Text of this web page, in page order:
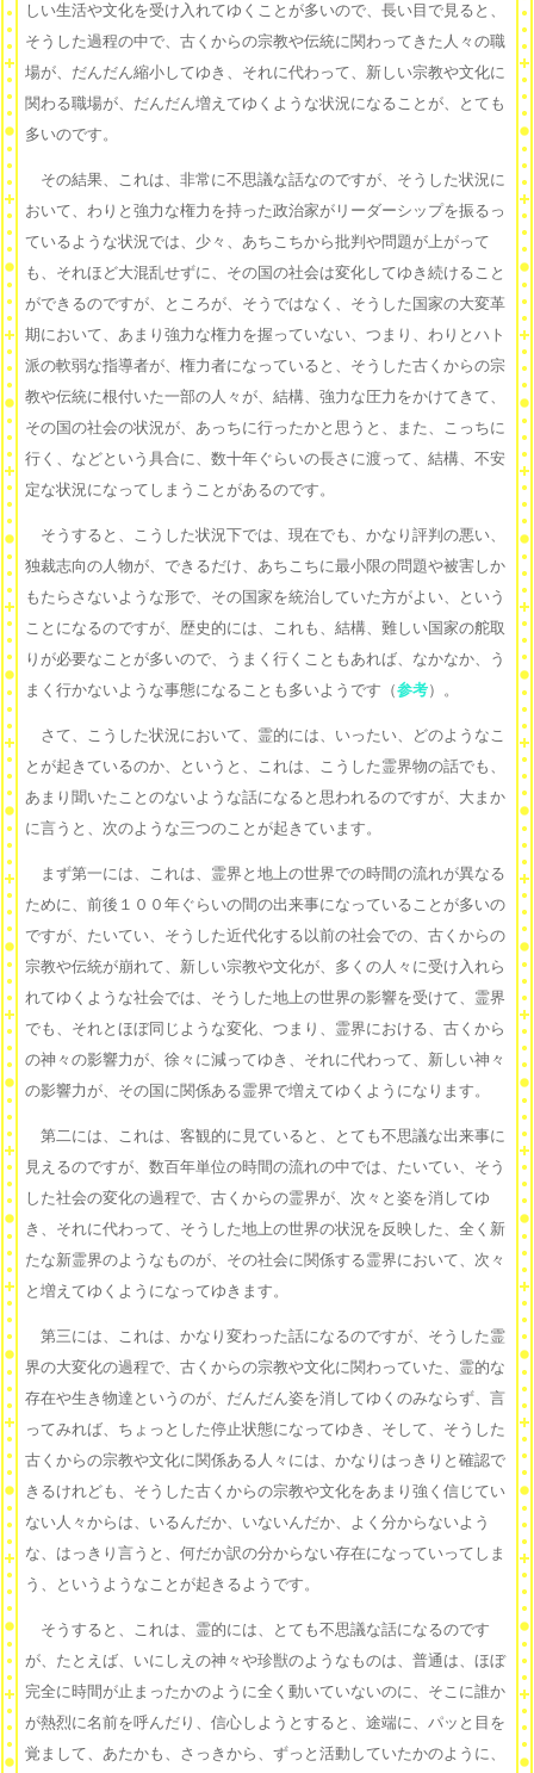
しい生活や文化を受け入れてゆくことが多いので、長い目で見ると、
そうした過程の中で、古くからの宗教や伝統に関わってきた人々の職
場が、だんだん縮小してゆき、それに代わって、新しい宗教や文化に
関わる職場が、だんだん増えてゆくような状況になることが、とても
多いのです。
その結果、これは、非常に不思議な話なのですが、そうした状況に
おいて、わりと強力な権力を持った政治家がリーダーシップを振るっ
ているような状況では、少々、あちこちから批判や問題が上がって
も、それほど大混乱せずに、その国の社会は変化してゆき続けること
ができるのですが、ところが、そうではなく、そうした国家の大変革
期において、あまり強力な権力を握っていない、つまり、わりとハト
派の軟弱な指導者が、権力者になっていると、そうした古くからの宗
教や伝統に根付いた一部の人々が、結構、強力な圧力をかけてきて、
その国の社会の状況が、あっちに行ったかと思うと、また、こっちに
行く、などという具合に、数十年ぐらいの長さに渡って、結構、不安
定な状況になってしまうことがあるのです。
そうすると、こうした状況下では、現在でも、かなり評判の悪い、
独裁志向の人物が、できるだけ、あちこちに最小限の問題や被害しか
もたらさないような形で、その国家を統治していた方がよい、という
ことになるのですが、歴史的には、これも、結構、難しい国家の舵取
りが必要なことが多いので、うまく行くこともあれば、なかなか、う
まく行かないような事態になることも多いようです（参考）。
さて、こうした状況において、霊的には、いったい、どのようなこ
とが起きているのか、というと、これは、こうした霊界物の話でも、
あまり聞いたことのないような話になると思われるのですが、大まか
に言うと、次のような三つのことが起きています。
まず第一には、これは、霊界と地上の世界での時間の流れが異なる
ために、前後１００年ぐらいの間の出来事になっていることが多いの
ですが、たいてい、そうした近代化する以前の社会での、古くからの
宗教や伝統が崩れて、新しい宗教や文化が、多くの人々に受け入れら
れてゆくような社会では、そうした地上の世界の影響を受けて、霊界
でも、それとほぼ同じような変化、つまり、霊界における、古くから
の神々の影響力が、徐々に減ってゆき、それに代わって、新しい神々
の影響力が、その国に関係ある霊界で増えてゆくようになります。
第二には、これは、客観的に見ていると、とても不思議な出来事に
見えるのですが、数百年単位の時間の流れの中では、たいてい、そう
した社会の変化の過程で、古くからの霊界が、次々と姿を消してゆ
き、それに代わって、そうした地上の世界の状況を反映した、全く新
たな新霊界のようなものが、その社会に関係する霊界において、次々
と増えてゆくようになってゆきます。
第三には、これは、かなり変わった話になるのですが、そうした霊
界の大変化の過程で、古くからの宗教や文化に関わっていた、霊的な
存在や生き物達というのが、だんだん姿を消してゆくのみならず、言
ってみれば、ちょっとした停止状態になってゆき、そして、そうした
古くからの宗教や文化に関係ある人々には、かなりはっきりと確認で
きるけれども、そうした古くからの宗教や文化をあまり強く信じてい
ない人々からは、いるんだか、いないんだか、よく分からないよう
な、はっきり言うと、何だか訳の分からない存在になっていってしま
う、というようなことが起きるようです。
そうすると、これは、霊的には、とても不思議な話になるのです
が、たとえば、いにしえの神々や珍獣のようなものは、普通は、ほぼ
完全に時間が止まったかのように全く動いていないのに、そこに誰か
が熱烈に名前を呼んだり、信心しようとすると、途端に、パッと目を
覚まして、あたかも、さっきから、ずっと活動していたかのように、